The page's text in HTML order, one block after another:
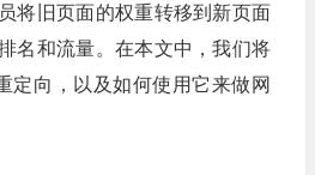
将旧页面的权重转移到新页面
名和流量。在本文中，我们将
定向，以及如何使用它来做网